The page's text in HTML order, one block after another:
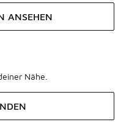
ANSEHEN
Nähe.